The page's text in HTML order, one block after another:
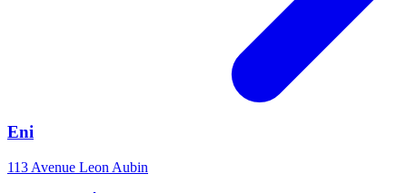
Eni
113 Avenue Leon Aubin